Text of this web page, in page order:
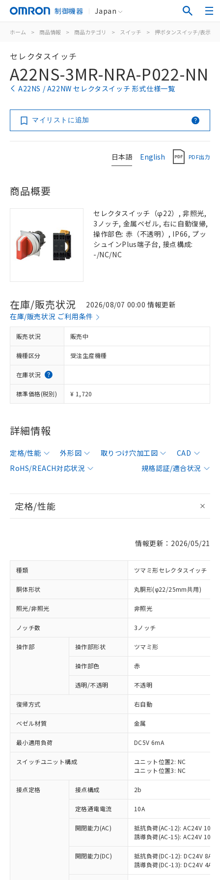
制御機器 Japan
ホーム > 商品情報 > 商品カテゴリ > スイッチ > 押ボタンスイッチ/表示灯
セレクタスイッチ
A22NS-3MR-NRA-P022-NN
A22NS / A22NW セレクタスイッチ 形式仕様一覧
マイリストに追加
日本語 English PDF出力
商品概要
セレクタスイッチ（φ22）, 非照光,
3ノッチ, 金属ベゼル, 右に自動復帰,
操作部色: 赤（不透明）, IP66, プッ
シュインPlus端子台, 接点構成:
-/NC/NC
在庫/販売状況
2026/08/07 00:00 情報更新
在庫/販売状況 ご利用条件
販売状況 販売中
機種区分 受注生産機種
在庫状況
標準価格(税別) ¥ 1,720
詳細情報
定格/性能 外形図 取りつけ穴加工図
CAD
RoHS/REACH対応状況
規格認証/適合状況
定格/性能
情報更新：2026/05/21
種類 ツマミ形セレクタスイッチ
胴体形状 丸胴形(φ22/25mm共用)
照光/非照光 非照光
ノッチ数 3ノッチ
操作部 操作部形状 ツマミ形
操作部色 赤
透明/不透明 不透明
復帰方式 右自動
ベゼル材質 金属
最小適用負荷 DC5V 6mA
スイッチユニット構成
ユニット位置2: NC
ユニット位置3: NC
接点定格 接点構成 2b
定格通電電流 10A
開閉能力(AC)
抵抗負荷(AC-12): AC24V 10A/
誘導負荷(AC-15): AC24V
開閉能力(DC)
抵抗負荷(DC-12): DC24V 8A/
誘導負荷(DC-13): DC24V 4A/
※1 対応状況
対応済み：EU RoHS指令（10物質）の
非含有に対応した製品が提供可能な商品で
対応予定：EU RoHS指令（10物質）の非含
有に対応した製品に切り替える予定のある